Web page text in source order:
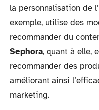
la personnalisation de
exemple, utilise des
recommander du
Sephora, quant à elle,
recommander des
améliorant ainsi
marketing.